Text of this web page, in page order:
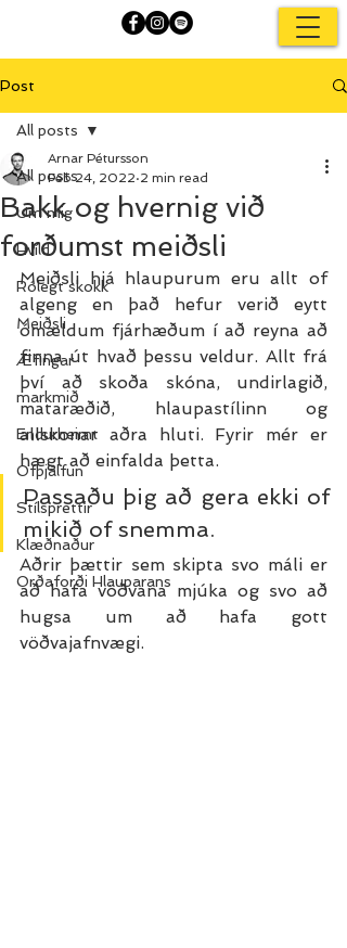
Post
All posts
Um mig
Hvíld
Rólegt skokk
Meiðsli
Æfingar
markmið
Endurheimt
Ofþjálfun
Stílsprettir
Klæðnaður
Orðaforði Hlauparans
All posts
Bakk og hvernig við
forðumst meiðsli
Arnar Pétursson
Feb 24, 2022 2 min read
Meiðsli hjá hlaupurum eru allt of
algeng en það hefur verið eytt
ómældum fjárhæðum í að reyna að
finna út hvað þessu veldur. Allt frá
því að skoða skóna, undirlagið,
mataræðið, hlaupastílinn og
allskonar aðra hluti. Fyrir mér er
hægt að einfalda þetta.
Passaðu þig að gera ekki of
mikið of snemma.
Aðrir þættir sem skipta svo máli er
að hafa vöðvana mjúka og svo að
hugsa um að hafa gott
vöðvajafnvægi.